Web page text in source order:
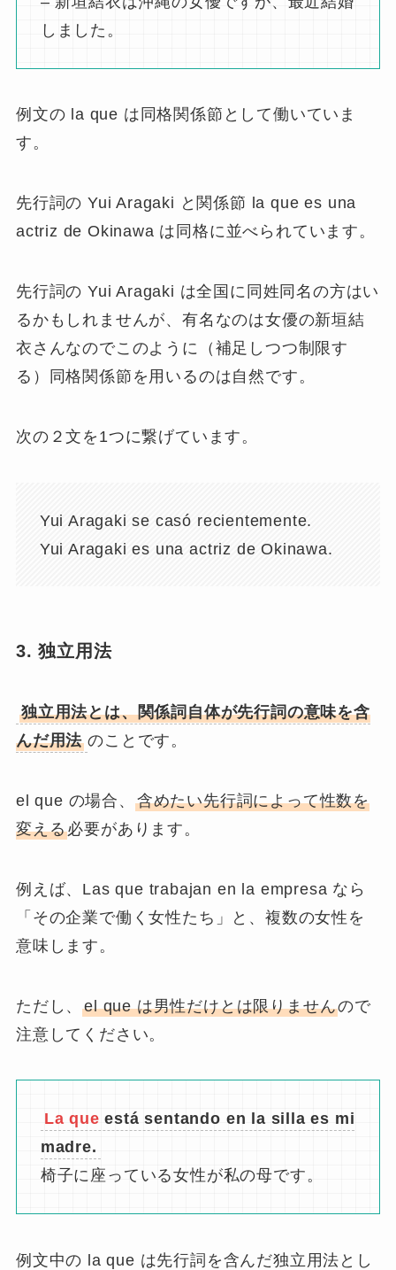
しました。
例文の la que は同格関係節として働いていま
す。
先行詞の Yui Aragaki と関係節 la que es una
actriz de Okinawa は同格に並べられています。
先行詞の Yui Aragaki は全国に同姓同名の方はい
るかもしれませんが、有名なのは女優の新垣結
衣さんなのでこのように（補足しつつ制限す
る）同格関係節を用いるのは自然です。
次の２文を1つに繋げています。
Yui Aragaki se casó recientemente.
Yui Aragaki es una actriz de Okinawa.
3. 独立用法
独立用法とは、関係詞自体が先行詞の意味を含
んだ用法 のことです。
el que の場合、 含めたい先行詞によって性数を
変える必要があります。
例えば、 Las que trabajan en la empresa なら
「その企業で働く女性たち」と、複数の女性を
意味します。
ただし、el que は男性だけとは限りませんので
注意してください。
La que está sentando en la silla es mi
madre.
椅子に座っている女性が私の母です。
例文中の la que は先行詞を含んだ独立用法とし